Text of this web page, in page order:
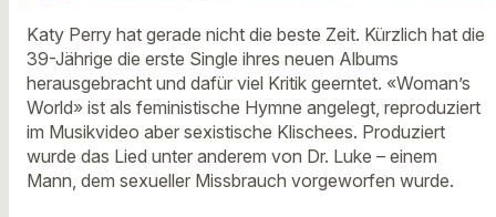
Katy Perry hat gerade nicht die beste Zeit. Kürzlich hat die
39-Jährige die erste Single ihres neuen Albums
herausgebracht und dafür viel Kritik geerntet. «Woman’s
World» ist als feministische Hymne angelegt, reproduziert
im Musikvideo aber sexistische Klischees. Produziert
wurde das Lied unter anderem von Dr. Luke – einem
Mann, dem sexueller Missbrauch vorgeworfen wurde.